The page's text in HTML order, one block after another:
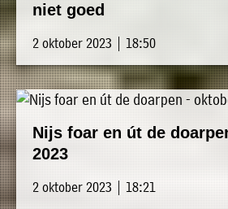
niet goed
2 oktober 2023 | 18:50
Nijs foar en út de
2023
2 oktober 2023 | 18:21